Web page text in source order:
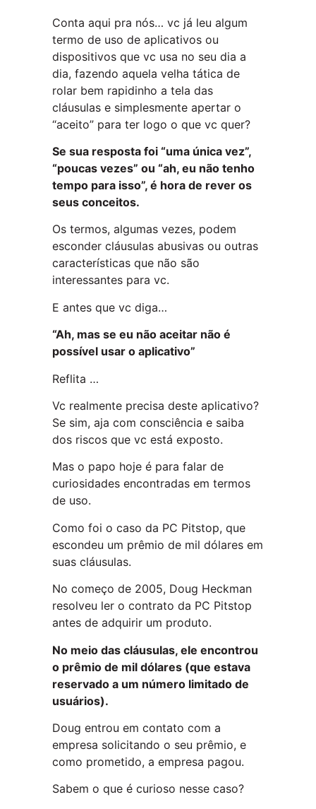
Conta aqui pra nós… vc já leu algum
termo de uso de aplicativos ou
dispositivos que vc usa no seu dia a
dia, fazendo aquela velha tática de
rolar bem rapidinho a tela das
cláusulas e simplesmente apertar o
“aceito” para ter logo o que vc quer?
Se sua resposta foi “uma única vez”,
“poucas vezes” ou “ah, eu não tenho
tempo para isso”, é hora de rever os
seus conceitos.
Os termos, algumas vezes, podem
esconder cláusulas abusivas ou outras
características que não são
interessantes para vc.
E antes que vc diga…
“Ah, mas se eu não aceitar não é
possível usar o aplicativo”
Reflita …
Vc realmente precisa deste aplicativo?
Se sim, aja com consciência e saiba
dos riscos que vc está exposto.
Mas o papo hoje é para falar de
curiosidades encontradas em termos
de uso.
Como foi o caso da PC Pitstop, que
escondeu um prêmio de mil dólares em
suas cláusulas.
No começo de 2005, Doug Heckman
resolveu ler o contrato da PC Pitstop
antes de adquirir um produto.
No meio das cláusulas, ele encontrou
o prêmio de mil dólares (que estava
reservado a um número limitado de
usuários).
Doug entrou em contato com a
empresa solicitando o seu prêmio, e
como prometido, a empresa pagou.
Sabem o que é curioso nesse caso?